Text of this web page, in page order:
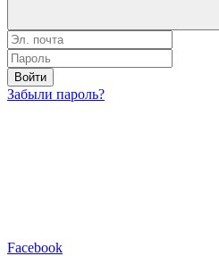
Войти
Забыли пароль?
Facebook